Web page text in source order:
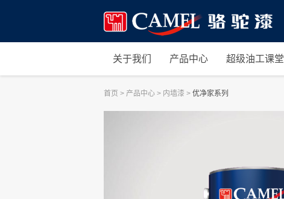
关于我们 产品中心 超级油工课堂
首页 > 产品中心 > 内墙漆 > 优净家系列